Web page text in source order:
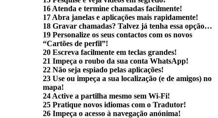
16 Atenda e termine chamadas facilmente!
17 Abra janelas e aplicações mais rapidamente!
18 Gravar chamadas? Talvez já tenha essa opção…
19 Personalize os seus contactos com os novos
“Cartões de perfil”!
20 Escreva facilmente em teclas grandes!
21 Impeça o roubo da sua conta WhatsApp!
22 Não seja espiado pelas aplicações!
23 Use ou impeça a sua localização (e de amigos) no
mapa!
24 Active a partilha mesmo sem Wi-Fi!
25 Pratique novos idiomas com o Tradutor!
26 Impeça o acesso à navegação anónima!